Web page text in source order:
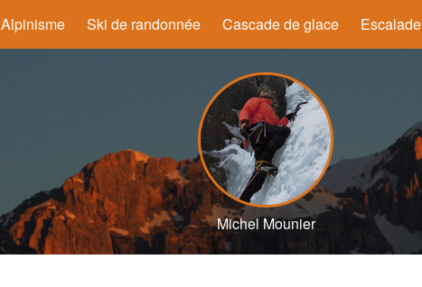
Alpinisme Ski de randonnée Cascade de glace Escalade
Michel Mounier